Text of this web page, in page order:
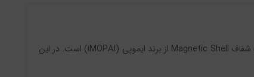
با ورود آیفون 16 پرو به بازار، نیاز به محافظت از این دستگاه با ارزش بیش از پیش احساس می‌شود. یکی از بهترین گزینه‌ها برای این کار، قاب مگ‌سیف شفاف Magnetic Shell از برند ایموپی (iMOPAI) است. در این